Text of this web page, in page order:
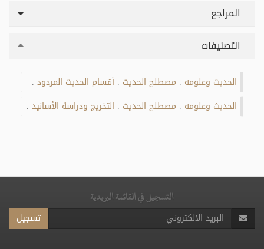
المراجع
التصنيفات
الحديث وعلومه مصطلح الحديث أقسام الحديث المردود
الحديث وعلومه مصطلح الحديث التخريج ودراسة الأسانيد
التسجيل في القائمة البريدية
تسجيل